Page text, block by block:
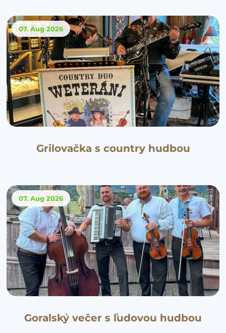
07. Aug 2026
Grilovačka s country hudbou
07. Aug 2026
Goralský večer s ľudovou hudbou